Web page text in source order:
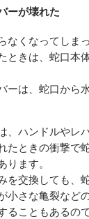
ーが壊れた
なくなってしま
ときは、蛇口本
ーは、蛇口から
、ハンドルやレ
たときの衝撃で
ります。
を交換しても、
小さな亀裂など
ることもあるので